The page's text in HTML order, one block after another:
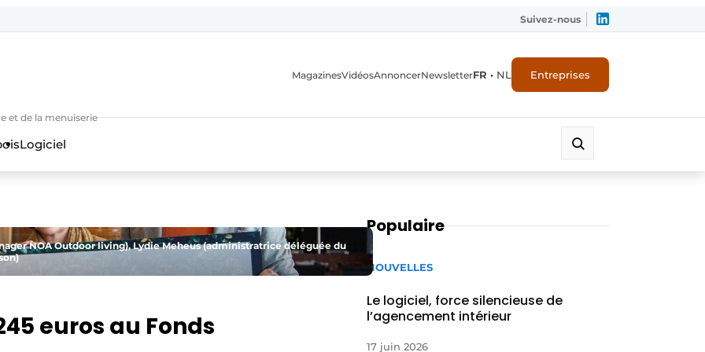
Suivez-nous
et de la menuiserie
MagazinesVidéosAnnoncerNewsletterFR • NL Entreprises
Logiciel
NOA Outdoor living), Lydie Meheus (administratrice déléguée du
euros au Fonds
Populaire
NOUVELLES
Le logiciel, force silencieuse de
l’agencement intérieur
17 juin 2026